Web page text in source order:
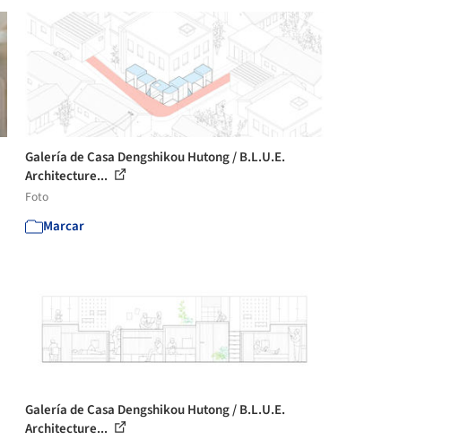
Galería de Casa Dengshikou Hutong / B.L.U.E.
Architecture...
Foto
Marcar
Galería de Casa Dengshikou Hutong / B.L.U.E.
Architecture...